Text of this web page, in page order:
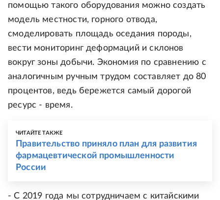
помощью такого оборудования можно создать
модель местности, горного отвода,
смоделировать площадь оседания породы,
вести мониторинг деформаций и склонов
вокруг зоны добычи. Экономия по сравнению с
аналогичным ручным трудом составляет до 80
процентов, ведь бережется самый дорогой
ресурс - время.
ЧИТАЙТЕ ТАКЖЕ
Правительство приняло план для развития
фармацевтической промышленности
России
- С 2019 года мы сотрудничаем с китайскими